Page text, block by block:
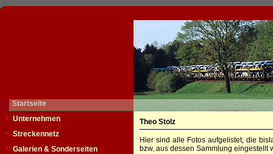
Startseite
Unternehmen
Streckennetz
Galerien & Sonderseiten
Theo Stolz
Hier sind alle Fotos aufgelistet, die
bzw. aus dessen Sammlung eingestellt